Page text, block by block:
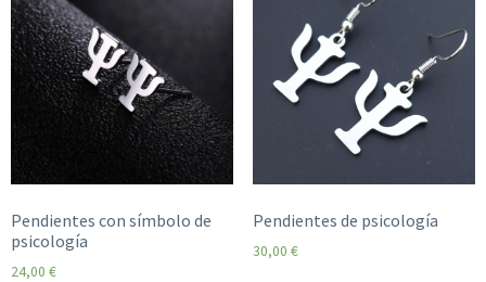
Pendientes con símbolo de
psicología
24,00 €
Pendientes de psicología
30,00 €